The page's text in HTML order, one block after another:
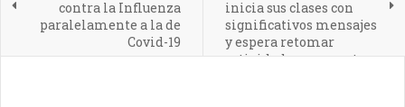
contra la Influenza
paralelamente a la de
Covid-19
inicia sus clases con
significativos mensajes
y espera retomar
actividades pospuestas